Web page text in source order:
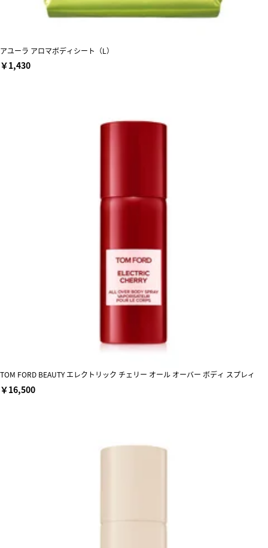
アユーラ アロマボディシート（L）
￥1,430
TOM FORD BEAUTY エレクトリック チェリー オール オーバー ボディ スプレィ
￥16,500